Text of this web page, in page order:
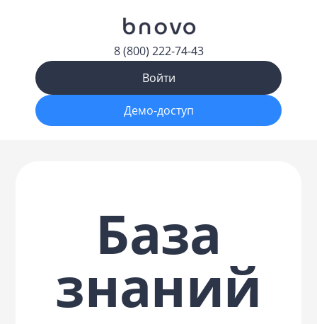
8 (800) 222-74-43
Войти
Демо-доступ
База
знаний